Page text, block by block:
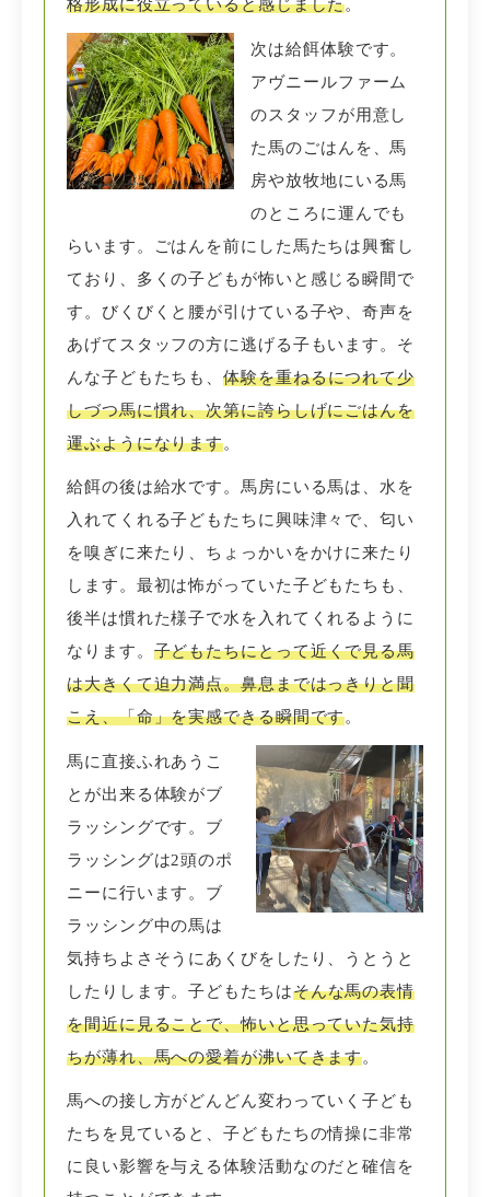
格形成に役立っていると感じました。
次は給餌体験です。
アヴニールファーム
のスタッフが用意し
た馬のごはんを、馬
房や放牧地にいる馬
のところに運んでも
らいます。ごはんを前にした馬たちは興奮し
ており、多くの子どもが怖いと感じる瞬間で
す。びくびくと腰が引けている子や、奇声を
あげてスタッフの方に逃げる子もいます。そ
んな子どもたちも、体験を重ねるにつれて少
しづつ馬に慣れ、次第に誇らしげにごはんを
運ぶようになります。
給餌の後は給水です。馬房にいる馬は、水を
入れてくれる子どもたちに興味津々で、匂い
を嗅ぎに来たり、ちょっかいをかけに来たり
します。最初は怖がっていた子どもたちも、
後半は慣れた様子で水を入れてくれるように
なります。 子どもたちにとって近くで見る馬
は大きくて迫力満点。鼻息まではっきりと聞
こえ、「命」を実感できる瞬間です。
馬に直接ふれあうこ
とが出来る体験がブ
ラッシングです。ブ
ラッシングは2頭のポ
ニーに行います。ブ
ラッシング中の馬は
気持ちよさそうにあくびをしたり、うとうと
したりします。子どもたちはそんな馬の表情
を間近に見ることで、怖いと思っていた気持
ちが薄れ、馬への愛着が沸いてきます。
馬への接し方がどんどん変わっていく子ども
たちを見ていると、子どもたちの情操に非常
に良い影響を与える体験活動なのだと確信を